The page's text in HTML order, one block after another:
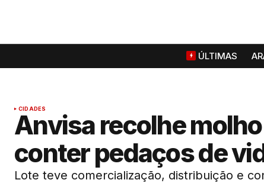
ÚLTIMAS
CIDADES
Anvisa recolhe
conter pedaços de
Lote teve comercialização, distribuição e